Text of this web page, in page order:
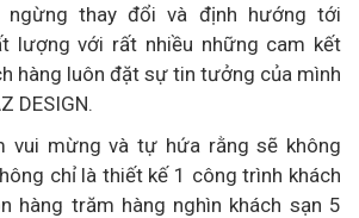
ngừng thay đổi và định hướng tới
lượng với rất nhiều những cam kết
hàng luôn đặt sự tin tưởng của mình
DESIGN.
vui mừng và tự hứa rằng sẽ không
chỉ là thiết kế 1 công trình khách
hàng trăm hàng nghìn khách sạn 5